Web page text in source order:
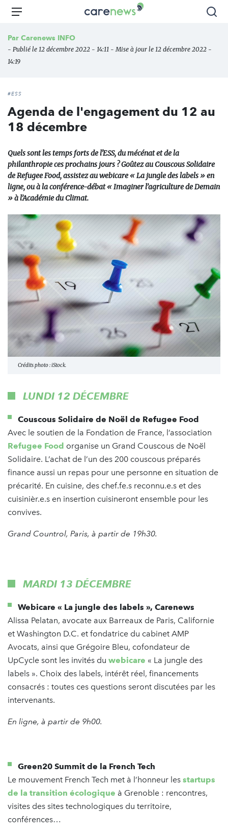
Aller
principal
Carenews,
des
Menu
Par Carenews INFO
- Publié le 12 décembre 2022 - 14:11 - Mise à jour le 12 décembre 2022 -
14:19
#ESS
Agenda de l'engagement du 12 au
18 décembre
Quels sont les temps forts de l'ESS, du mécénat et de la
philanthropie ces prochains jours ? Goûtez au Couscous Solidaire
de Refugee Food, assistez au webicare « La jungle des labels » en
ligne, ou à la conférence-débat « Imaginer l’agriculture de Demain
» à l’Académie du Climat.
Crédits photo : iStock.
LUNDI 12 DÉCEMBRE
Couscous Solidaire de Noël de Refugee Food
Avec le soutien de la Fondation de France, l’association
Refugee Food organise un Grand Couscous de Noël
Solidaire. L’achat de l’un des 200 couscous préparés
finance aussi un repas pour une personne en situation de
précarité. En cuisine, des chef.fe.s reconnu.e.s et des
cuisinièr.e.s en insertion cuisineront ensemble pour les
convives.
Grand Countrol, Paris, à partir de 19h30.
MARDI 13 DÉCEMBRE
Webicare « La jungle des labels », Carenews
Alissa Pelatan, avocate aux Barreaux de Paris, Californie
et Washington D.C. et fondatrice du cabinet AMP
Avocats, ainsi que Grégoire Bleu, cofondateur de
UpCycle sont les invités du webicare « La jungle des
labels ». Choix des labels, intérêt réel, financements
consacrés : toutes ces questions seront discutées par les
intervenants.
En ligne, à partir de 9h00.
Green20 Summit de la French Tech
Le mouvement French Tech met à l’honneur les startups
de la transition écologique à Grenoble : rencontres,
visites des sites technologiques du territoire,
conférences…